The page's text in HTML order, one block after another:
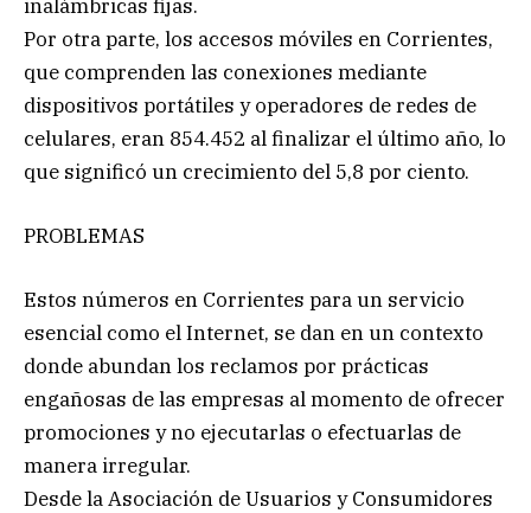
inalámbricas fijas.
Por otra parte, los accesos móviles en Corrientes,
que comprenden las conexiones mediante
dispositivos portátiles y operadores de redes de
celulares, eran 854.452 al finalizar el último año, lo
que significó un crecimiento del 5,8 por ciento.
PROBLEMAS
Estos números en Corrientes para un servicio
esencial como el Internet, se dan en un contexto
donde abundan los reclamos por prácticas
engañosas de las empresas al momento de ofrecer
promociones y no ejecutarlas o efectuarlas de
manera irregular.
Desde la Asociación de Usuarios y Consumidores